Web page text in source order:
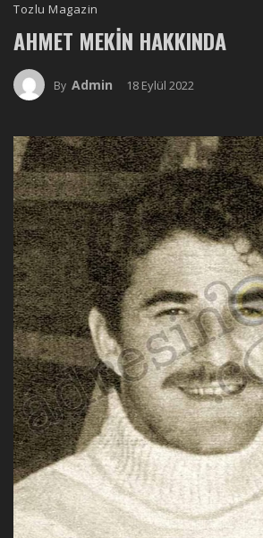
Tozlu Magazin
AHMET MEKIN HAKKINDA
By Admin 18 Eylül 2022